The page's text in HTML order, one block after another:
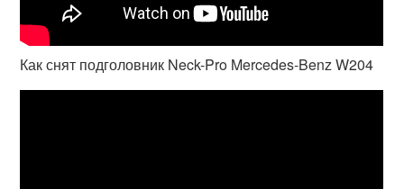
Как снят подголовник Neck-Pro Mercedes-Benz W204